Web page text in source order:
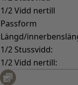
1/2 Vidd nertill
Passform
Längd/
1/2 Stussvidd:
1/2 Vidd nertill: